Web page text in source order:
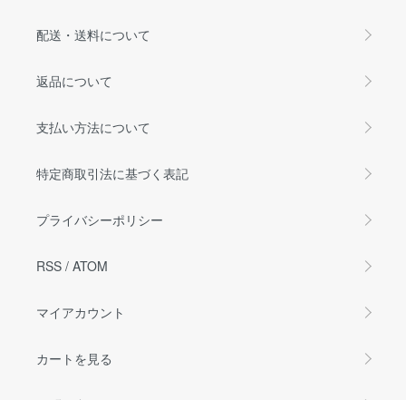
配送・送料について
返品について
支払い方法について
特定商取引法に基づく表記
プライバシーポリシー
RSS / ATOM
マイアカウント
カートを見る